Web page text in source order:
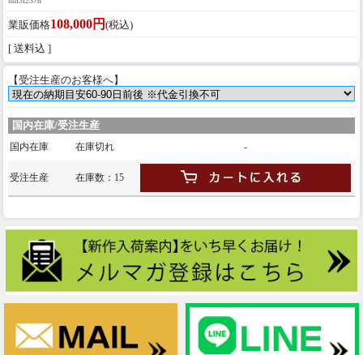
業販価格108,000円 (税込)
[ 送料込 ]
【受注生産のお客様へ】
国内在庫/受注生産
国内在庫 在庫切れ -
受注生産 在庫数：15